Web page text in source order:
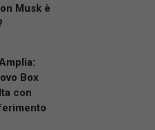
Musk è
Box
con